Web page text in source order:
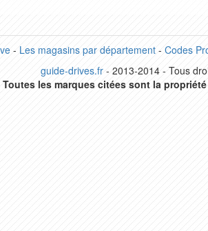
- Les magasins par département- Codes
guide-drives.fr - 2013-2014 - Tous
Toutes les marques citées sont la